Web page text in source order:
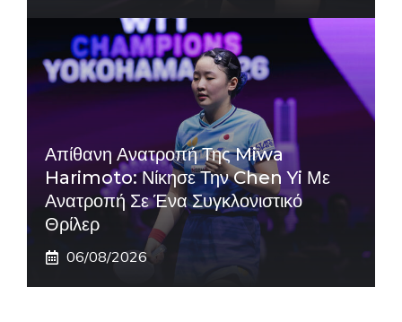
Απίθανη Ανατροπή Της Miwa
Harimoto: Νίκησε Την Chen Yi Με
Ανατροπή Σε Ένα Συγκλονιστικό
Θρίλερ
06/08/2026